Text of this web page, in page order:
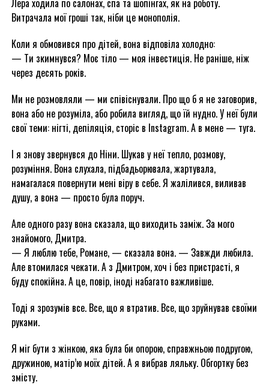
Лера ходила по салонах, спа та шопінгах, як на роботу.
Витрачала мої гроші так, ніби це монополія.
Коли я обмовився про дітей, вона відповіла холодно:
— Ти зкимнувся? Моє тіло — моя інвестиція. Не раніше, ніж
через десять років.
Ми не розмовляли — ми співіснували. Про що б я не заговорив,
вона або не розуміла, або робила вигляд, що їй нудно. У неї були
свої теми: нігті, депіляція, сторіс в Instagram. А в мене — туга.
І я знову звернувся до Ніни. Шукав у неї тепло, розмову,
розуміння. Вона слухала, підбадьорювала, жартувала,
намагалася повернути мені віру в себе. Я жалілився, виливав
душу, а вона — просто була поруч.
Але одного разу вона сказала, що виходить заміж. За мого
знайомого, Дмитра.
— Я люблю тебе, Романе, — сказала вона. — Завжди любила.
Але втомилася чекати. А з Дмитром, хоч і без пристрасті, я
буду спокійна. А це, повір, іноді набагато важливіше.
Тоді я зрозумів все. Все, що я втратив. Все, що зруйнував своїми
руками.
Я міг бути з жінкою, яка була би опорою, справжньою подругою,
дружиною, матір’ю моїх дітей. А я вибрав ляльку. Обгортку без
змісту.